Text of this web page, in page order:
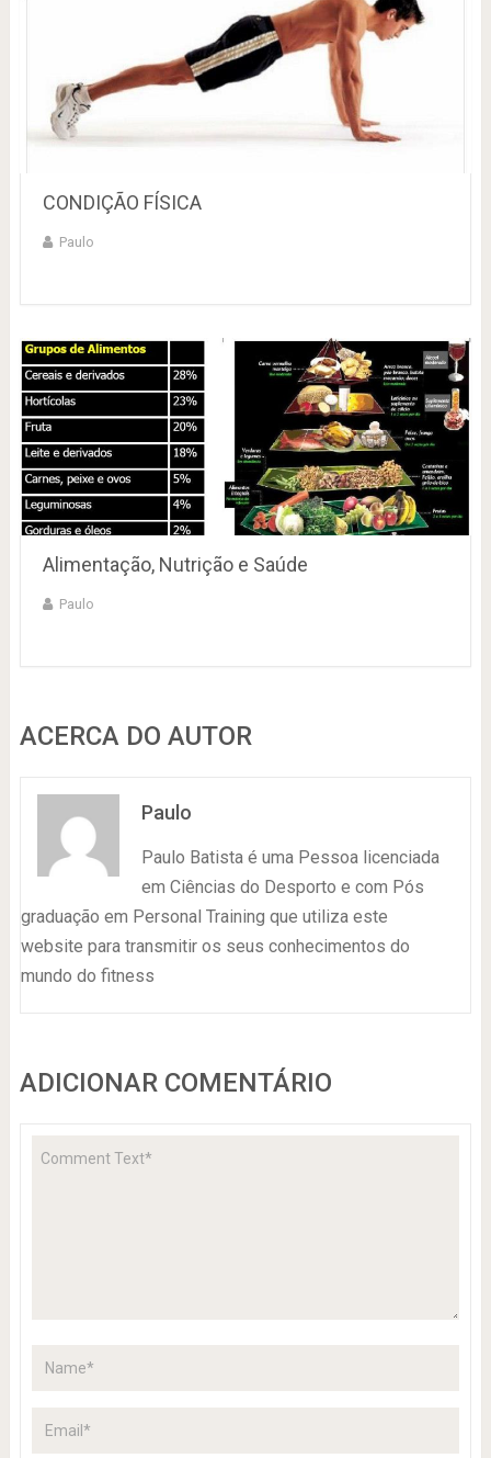
CONDIÇÃO FÍSICA
Paulo
Alimentação, Nutrição e Saúde
Paulo
ACERCA DO AUTOR
Paulo
Paulo Batista é uma Pessoa licenciada
em Ciências do Desporto e com Pós
graduação em Personal Training que utiliza este
website para transmitir os seus conhecimentos do
mundo do fitness
ADICIONAR COMENTÁRIO